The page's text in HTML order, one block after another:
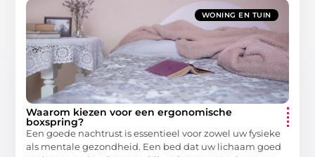
WONING EN TUIN
Waarom kiezen voor een ergonomische
boxspring?
Een goede nachtrust is essentieel voor zowel uw fysieke
als mentale gezondheid. Een bed dat uw lichaam goed